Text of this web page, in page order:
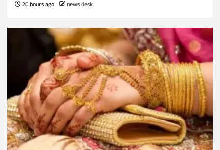
20 hours ago news desk